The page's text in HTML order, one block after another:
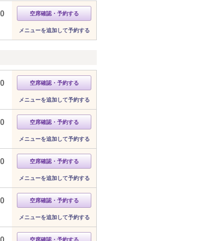
空席確認・予約する
メニューを追加して予約する
空席確認・予約する
メニューを追加して予約する
空席確認・予約する
メニューを追加して予約する
空席確認・予約する
メニューを追加して予約する
空席確認・予約する
メニューを追加して予約する
空席確認・予約する